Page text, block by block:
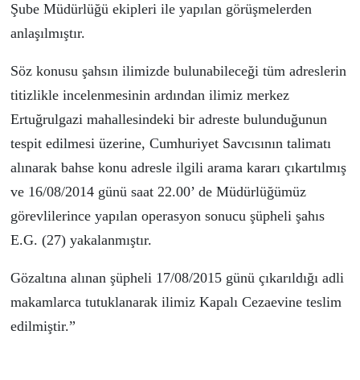
Şube Müdürlüğü ekipleri ile yapılan görüşmelerden
anlaşılmıştır.
Söz konusu şahsın ilimizde bulunabileceği tüm adreslerin
titizlikle incelenmesinin ardından ilimiz merkez
Ertuğrulgazi mahallesindeki bir adreste bulunduğunun
tespit edilmesi üzerine, Cumhuriyet Savcısının talimatı
alınarak bahse konu adresle ilgili arama kararı çıkartılmış
ve 16/08/2014 günü saat 22.00’ de Müdürlüğümüz
görevlilerince yapılan operasyon sonucu şüpheli şahıs
E.G. (27) yakalanmıştır.
Gözaltına alınan şüpheli 17/08/2015 günü çıkarıldığı adli
makamlarca tutuklanarak ilimiz Kapalı Cezaevine teslim
edilmiştir.”